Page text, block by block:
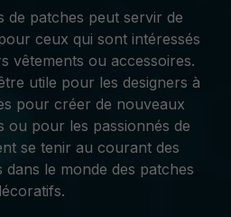
de patches peut servir de
ceux qui sont intéressés
vêtements ou accessoires.
utile pour les designers à
pour créer de nouveaux
ou pour les passionnés de
se tenir au courant des
dans le monde des patches